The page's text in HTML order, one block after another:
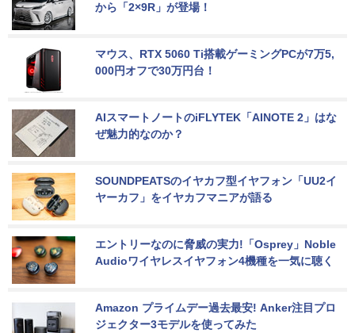
から「2×9R」が登場！
マウス、RTX 5060 Ti搭載ゲーミングPCが7万5,
000円オフで30万円台！
AIスマートノートのiFLYTEK「AINOTE 2」はな
ぜ魅力的なのか？
SOUNDPEATSのイヤカフ型イヤフォン「UU2イ
ヤーカフ」をイヤカフマニアが語る
エントリーなのに脅威の実力!「Osprey」Noble
Audioワイヤレスイヤフォン4機種を一気に聴く
Amazon プライムデー過去最安! Anker注目プロ
ジェクター3モデルを使ってみた